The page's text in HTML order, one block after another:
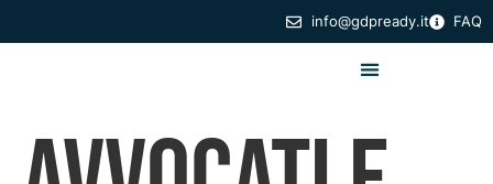
info@gdpready.it FAQ